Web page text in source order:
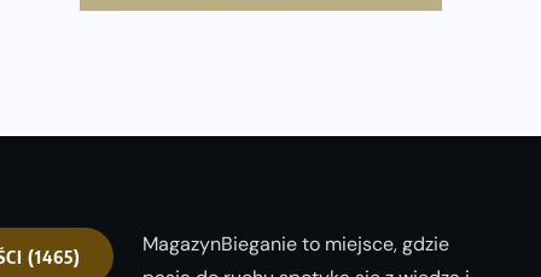
(1465)
MagazynBieganie to miejsce, gdzie